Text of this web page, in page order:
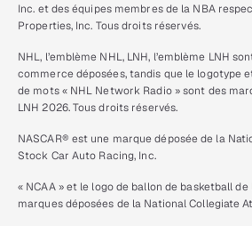
Inc. et des équipes membres de la NBA
Properties, Inc. Tous droits réservés.
NHL, l’emblème NHL, LNH, l’emblème LNH
commerce déposées, tandis que le logotype
de mots « NHL Network Radio » sont des
LNH 2026. Tous droits réservés.
NASCAR® est une marque déposée de la
Stock Car Auto Racing, Inc.
« NCAA » et le logo de ballon de basketball de
marques déposées de la National Collegiate